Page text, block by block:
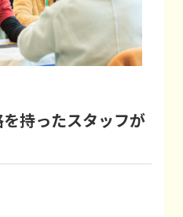
持ったスタッフが